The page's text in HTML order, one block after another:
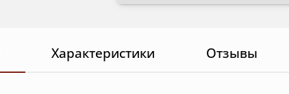
Характеристики Отзывы